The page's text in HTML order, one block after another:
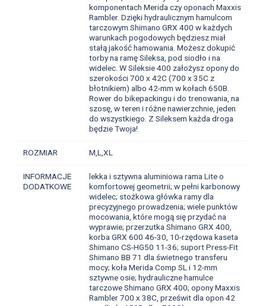
komponentach Merida czy oponach Maxxis
Rambler. Dzięki hydraulicznym hamulcom
tarczowym Shimano GRX 400 w każdych
warunkach pogodowych będziesz miał
stałą jakość hamowania. Możesz dokupić
torby na ramę Sileksa, pod siodło i na
widelec. W Sileksie 400 założysz opony do
szerokości 700 x 42C (700 x 35C z
błotnikiem) albo 42-mm w kołach 650B.
Rower do bikepackingu i do trenowania, na
szosę, w teren i różne nawierzchnie, jeden
do wszystkiego. Z Sileksem każda droga
będzie Twoja!
ROZMIAR M,L,XL
INFORMACJE
DODATKOWE
lekka i sztywna aluminiowa rama Lite o
komfortowej geometrii; w pełni karbonowy
widelec; stożkowa główka ramy dla
precyzyjnego prowadzenia; wiele punktów
mocowania, które mogą się przydać na
wyprawie; przerzutka Shimano GRX 400,
korba GRX 600 46-30, 10-rzędowa kaseta
Shimano CS-HG50 11-36; suport Press-Fit
Shimano BB 71 dla świetnego transferu
mocy; koła Merida Comp SL i 12-mm
sztywne osie; hydrauliczne hamulce
tarczowe Shimano GRX 400; opony Maxxis
Rambler 700 x 38C, prześwit dla opon 42